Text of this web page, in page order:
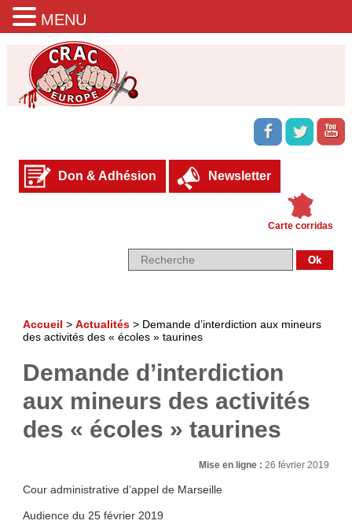
Don & Adhésion Newsletter
Carte corridas
Accueil > Actualités> Demande d’interdiction aux mineurs
des activités des « écoles » taurines
Demande d’interdiction
aux mineurs des activités
des « écoles » taurines
Mise en ligne :26 février 2019
Cour administrative d’appel de Marseille
Audience du 25 février 2019
MENU